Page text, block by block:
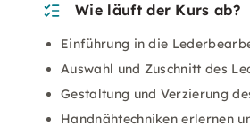
Wie läuft der Kurs ab?
Einführung in die
Auswahl und Zuschnitt des
Gestaltung und Verzierung
Handnähtechniken erlernen